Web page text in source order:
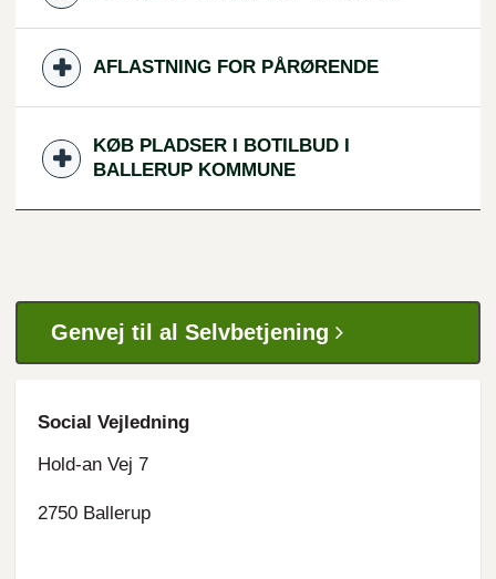
AFLASTNING FOR PÅRØRENDE
KØB PLADSER I BOTILBUD I
BALLERUP KOMMUNE
Genvej til al Selvbetjening
Social Vejledning
Hold-an Vej 7
2750 Ballerup